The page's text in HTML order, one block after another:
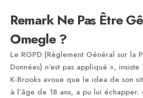
Remark Ne Pas Être
Omegle ?
Le RGPD (Règlement Général sur la
Données) n’est pas appliqué »,
K-Brooks avoue que le idea de son
à l’âge de 18 ans, a pu lui échapper.